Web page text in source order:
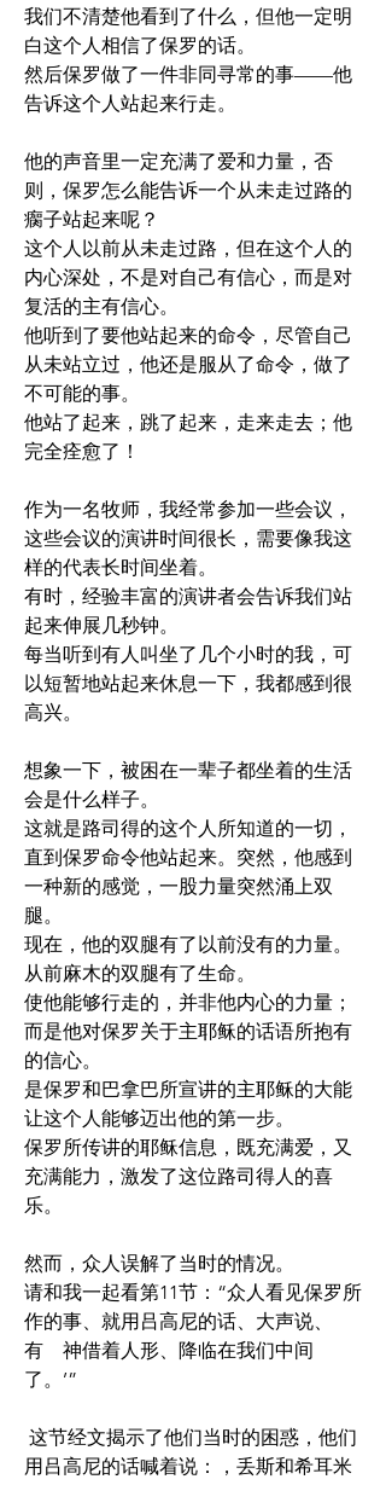
我们不清楚他看到了什么，但他一定明
白这个人相信了保罗的话。
然后保罗做了一件非同寻常的事——他
告诉这个人站起来行走。
他的声音里一定充满了爱和力量，否
则，保罗怎么能告诉一个从未走过路的
瘸子站起来呢？
这个人以前从未走过路，但在这个人的
内心深处，不是对自己有信心，而是对
复活的主有信心。
他听到了要他站起来的命令，尽管自己
从未站立过，他还是服从了命令，做了
不可能的事。
他站了起来，跳了起来，走来走去；他
完全痊愈了！
作为一名牧师，我经常参加一些会议，
这些会议的演讲时间很长，需要像我这
样的代表长时间坐着。
有时，经验丰富的演讲者会告诉我们站
起来伸展几秒钟。
每当听到有人叫坐了几个小时的我，可
以短暂地站起来休息一下，我都感到很
高兴。
想象一下，被困在一辈子都坐着的生活
会是什么样子。
这就是路司得的这个人所知道的一切，
直到保罗命令他站起来。突然，他感到
一种新的感觉，一股力量突然涌上双
腿。
现在，他的双腿有了以前没有的力量。
从前麻木的双腿有了生命。
使他能够行走的，并非他内心的力量；
而是他对保罗关于主耶稣的话语所抱有
的信心。
是保罗和巴拿巴所宣讲的主耶稣的大能
让这个人能够迈出他的第一步。
保罗所传讲的耶稣信息，既充满爱，又
充满能力，激发了这位路司得人的喜
乐。
然而，众人误解了当时的情况。
请和我一起看第11节：“众人看见保罗所
作的事、就用吕高尼的话、大声说、
有　神借着人形、降临在我们中间
了。’”
这节经文揭示了他们当时的困惑，他们
用吕高尼的话喊着说：，丢斯和希耳米